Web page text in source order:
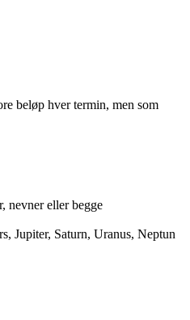
beløp hver termin, men som
nevner eller begge
Jupiter, Saturn, Uranus, Neptun